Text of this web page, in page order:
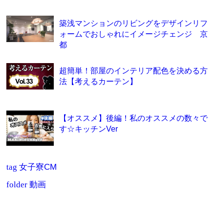
築浅マンションのリビングをデザインリフ
ォームでおしゃれにイメージチェンジ 京
都
超簡単！部屋のインテリア配色を決める方
法【考えるカーテン】
【オススメ】後編！私のオススメの数々で
す☆キッチンVer
tag女子寮CM
folder動画